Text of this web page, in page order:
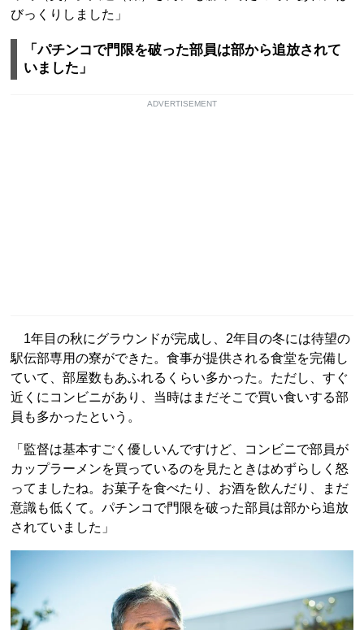
びっくりしました」
「パチンコで門限を破った部員は部から追放されて
いました」
ADVERTISEMENT
1年目の秋にグラウンドが完成し、2年目の冬には待望の
駅伝部専用の寮ができた。食事が提供される食堂を完備し
ていて、部屋数もあふれるくらい多かった。ただし、すぐ
近くにコンビニがあり、当時はまだそこで買い食いする部
員も多かったという。
「監督は基本すごく優しいんですけど、コンビニで部員が
カップラーメンを買っているのを見たときはめずらしく怒
ってましたね。お菓子を食べたり、お酒を飲んだり、まだ
意識も低くて。パチンコで門限を破った部員は部から追放
されていました」